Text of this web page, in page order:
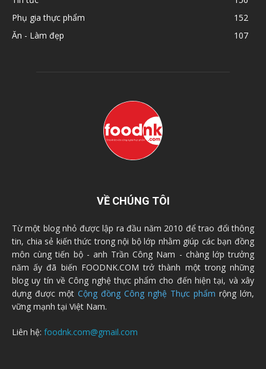
Phụ gia thực phẩm
152
Ăn - Làm đẹp
107
VỀ CHÚNG TÔI
Từ một blog nhỏ được lập ra đầu năm 2010 để trao đổi thông
tin, chia sẻ kiến thức trong nội bộ lớp nhằm giúp các bạn đồng
môn cùng tiến bộ - anh Trần Công Nam - chàng lớp trưởng
năm ấy đã biến FOODNK.COM trở thành một trong những
blog uy tín về Công nghệ thực phẩm cho đến hiện tại, và xây
dựng được một Cộng đồng Công nghệ Thực phẩm rộng lớn,
vững mạnh tại Việt Nam.
Liên hệ: foodnk.com@gmail.com